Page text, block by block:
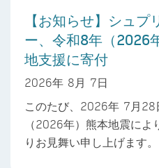
【お知らせ】シュプ
ー、令和8年（2026
地支援に寄付
2026年 8月 7日
このたび、2026年 7月28
（2026年）熊本地震に
りお見舞い申し上げます。